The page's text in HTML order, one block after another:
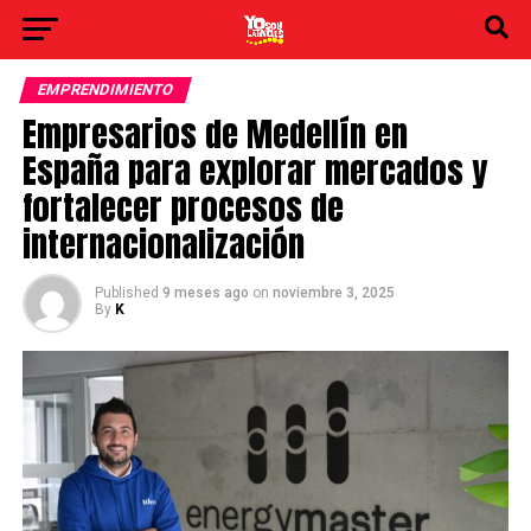
EMPRENDIMIENTO
Empresarios de Medellín en
España para explorar mercados y
fortalecer procesos de
internacionalización
Published 9 meses ago on noviembre 3, 2025
By K